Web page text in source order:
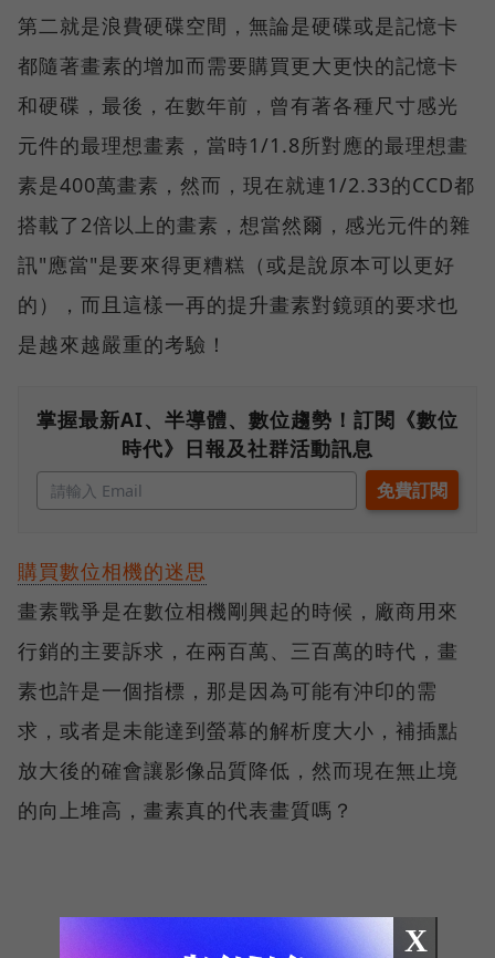
第二就是浪費硬碟空間，無論是硬碟或是記憶卡
都隨著畫素的增加而需要購買更大更快的記憶卡
和硬碟，最後，在數年前，曾有著各種尺寸感光
元件的最理想畫素，當時1/1.8所對應的最理想畫
素是400萬畫素，然而，現在就連1/2.33的CCD都
搭載了2倍以上的畫素，想當然爾，感光元件的雜
訊"應當"是要來得更糟糕（或是說原本可以更好
的），而且這樣一再的提升畫素對鏡頭的要求也
是越來越嚴重的考驗！
掌握最新AI、半導體、數位趨勢！訂閱《數位
時代》日報及社群活動訊息
購買數位相機的迷思
畫素戰爭是在數位相機剛興起的時候，廠商用來
行銷的主要訴求，在兩百萬、三百萬的時代，畫
素也許是一個指標，那是因為可能有沖印的需
求，或者是未能達到螢幕的解析度大小，補插點
放大後的確會讓影像品質降低，然而現在無止境
的向上堆高，畫素真的代表畫質嗎？
X